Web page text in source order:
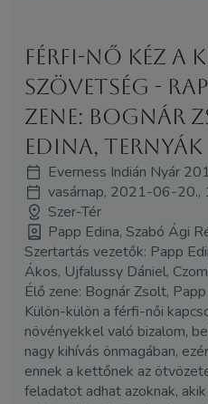
Férfi-nő kéz a
Szövetség -
Zene: Bognár
Edina,
Everness Indián Nyár
vasárnap, 2021-06-20.,
Szer-Tér
Papp Edina, Szabó Ági
Szertartás vezetők: Papp
Ákos, Ujfalussy Dániel,
Élő zene: Bognár Zsolt,
Külön-külön a férfi-női
növényekkel való bizalom,
nagy kihívás önmagában,
ennek a kettőnek az
feladatot adhat azoknak,